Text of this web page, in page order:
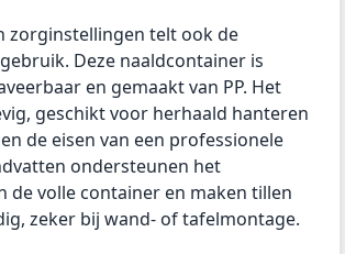
zorginstellingen telt ook de
Deze naaldcontainer is
en gemaakt van PP. Het
geschikt voor herhaald hanteren
de eisen van een professionele
ondersteunen het
de volle container en maken tillen
zeker bij wand- of tafelmontage.